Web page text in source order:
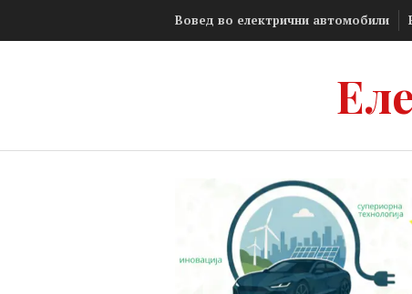
to
Вовед во електрични автомобили